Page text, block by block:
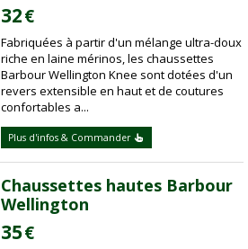
32€
Fabriquées à partir d'un mélange ultra-doux
riche en laine mérinos, les chaussettes
Barbour Wellington Knee sont dotées d'un
revers extensible en haut et de coutures
confortables a...
Plus d'infos & Commander
Chaussettes hautes Barbour
Wellington
35€